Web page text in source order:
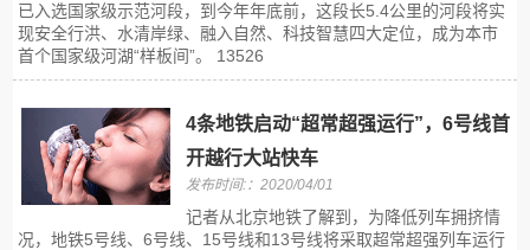
已入选国家级示范河段，到今年年底前，这段长5.4公里的河段将实
现安全行洪、水清岸绿、融入自然、科技智慧四大定位，成为本市
首个国家级河湖“样板间”。 13526
4条地铁启动“超常超强运行”，6号线首
开越行大站快车
发布时间:：2020/04/01
记者从北京地铁了解到，为降低列车拥挤情
况，地铁5号线、6号线、15号线和13号线将采取超常超强列车运行